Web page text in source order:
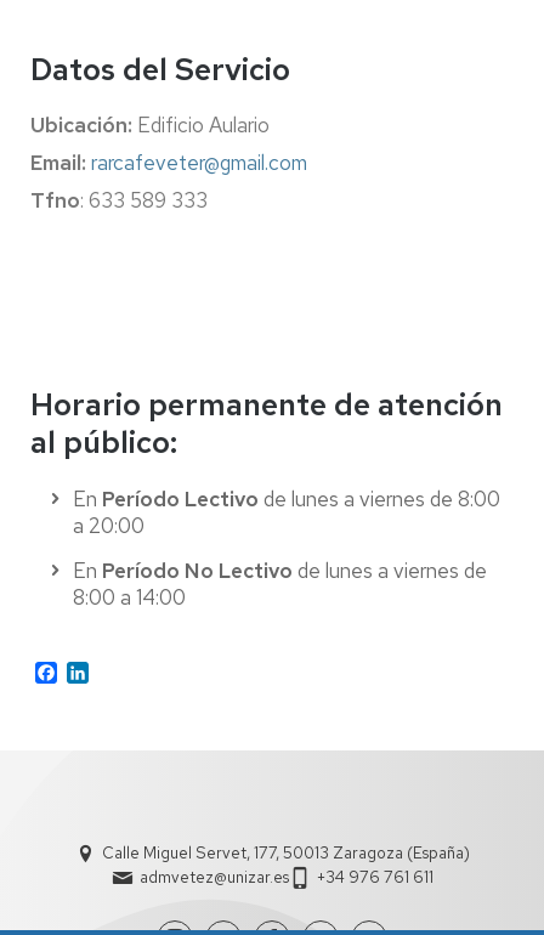
Datos del Servicio
Ubicación: Edificio Aulario
Email: rarcafeveter@gmail.com
Tfno: 633 589 333
Horario permanente de atención
al público:
En Período Lectivo de lunes a viernes de 8:00
a 20:00
En Período No Lectivo de lunes a viernes de
8:00 a 14:00
Facebook
Calle Miguel Servet, 177, 50013 Zaragoza (España)
admvetez@unizar.es
+34 976 761 611